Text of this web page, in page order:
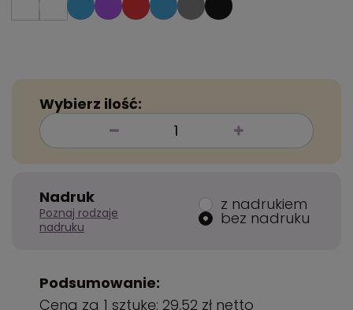
Wybierz ilość:
Nadruk
Poznaj rodzaje
nadruku
z nadrukiem
bez nadruku
Podsumowanie:
Cena za 1 sztukę: 29,52 zł netto